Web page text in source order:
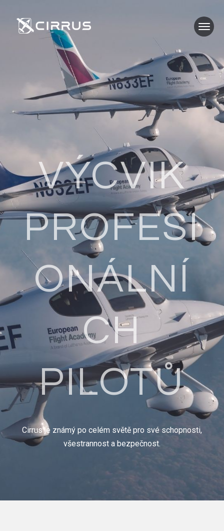
VÝCVIK
PROFESI
ONÁLNÍ
CH
PILOTŮ
Cirrus je známý po celém světě pro své schopnosti,
všestrannost a bezpečnost.